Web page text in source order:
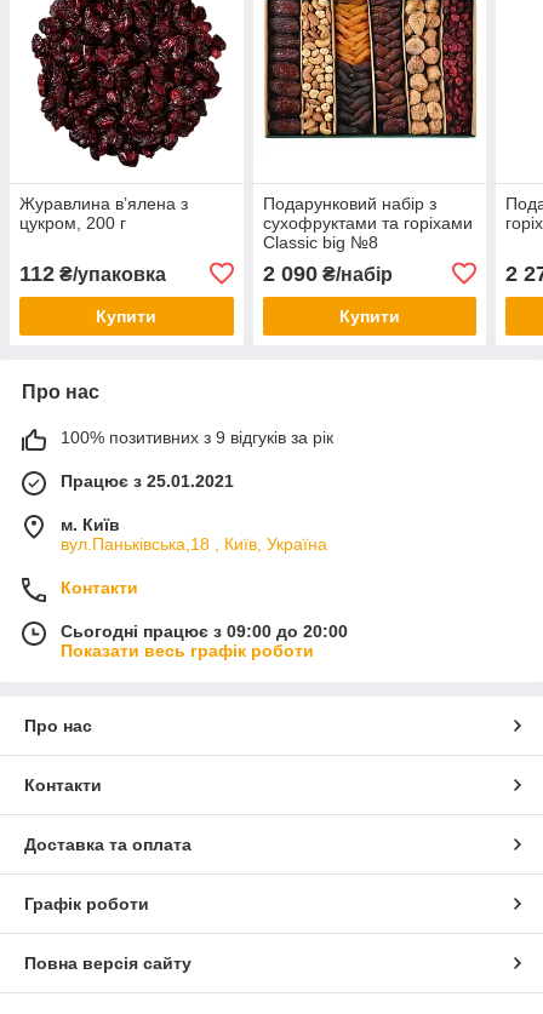
Журавлина вʼялена з
цукром, 200 г
112 ₴/упаковка
Купити
Подарунковий набір з
сухофруктами та горіхами
Classic big №8
2 090₴/набір
Купити
2
Про нас
100% позитивних з 9 відгуків за рік
Працює з 25.01.2021
м. Київ
вул.Паньківська,18 , Київ, Україна
Контакти
Сьогодні працює з 09:00 до 20:00
Показати весь графік роботи
Про нас
Контакти
Доставка та оплата
Графік роботи
Повна версія сайту